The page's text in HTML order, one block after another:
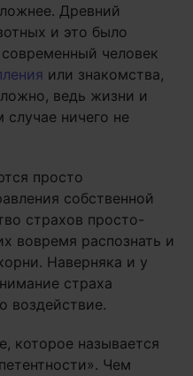
Древний
и это было
человек
или знакомства,
ведь жизни и
ничего не
просто
собственной
страхов просто-
вовремя распознать и
Наверняка и у
страха
воздействие.
которое называется
Чем